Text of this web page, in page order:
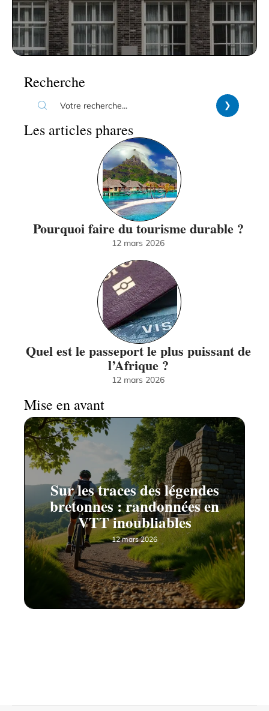
Recherche
Les articles phares
Pourquoi faire du tourisme durable ?
12 mars 2026
Quel est le passeport le plus puissant de
l’Afrique ?
12 mars 2026
Mise en avant
Sur les traces des légendes
bretonnes : randonnées en
VTT inoubliables
12 mars 2026